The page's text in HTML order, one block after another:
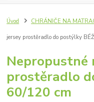
Úvod CHRÁNIČE NA
jersey prostěradlo do postýlky
Nepropustné
prostěradlo
60/120 cm